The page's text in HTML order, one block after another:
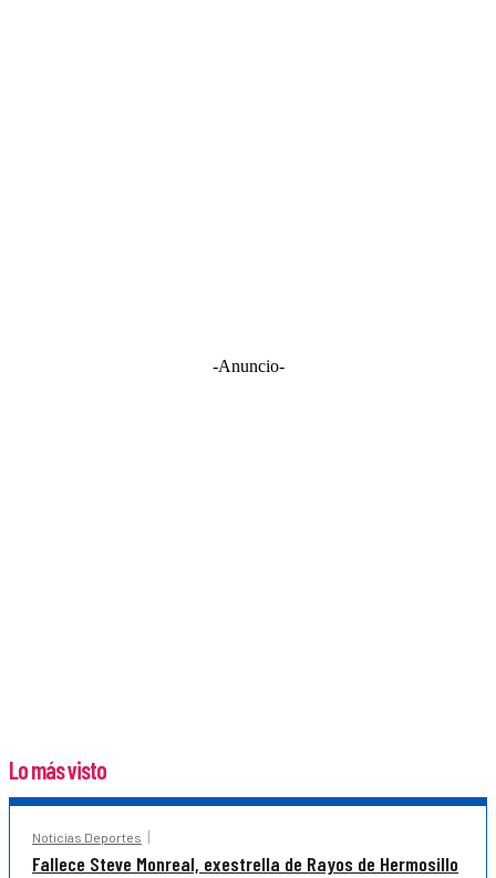
-Anuncio-
Lo más visto
Noticias Deportes
Fallece Steve Monreal, exestrella de Rayos de Hermosillo